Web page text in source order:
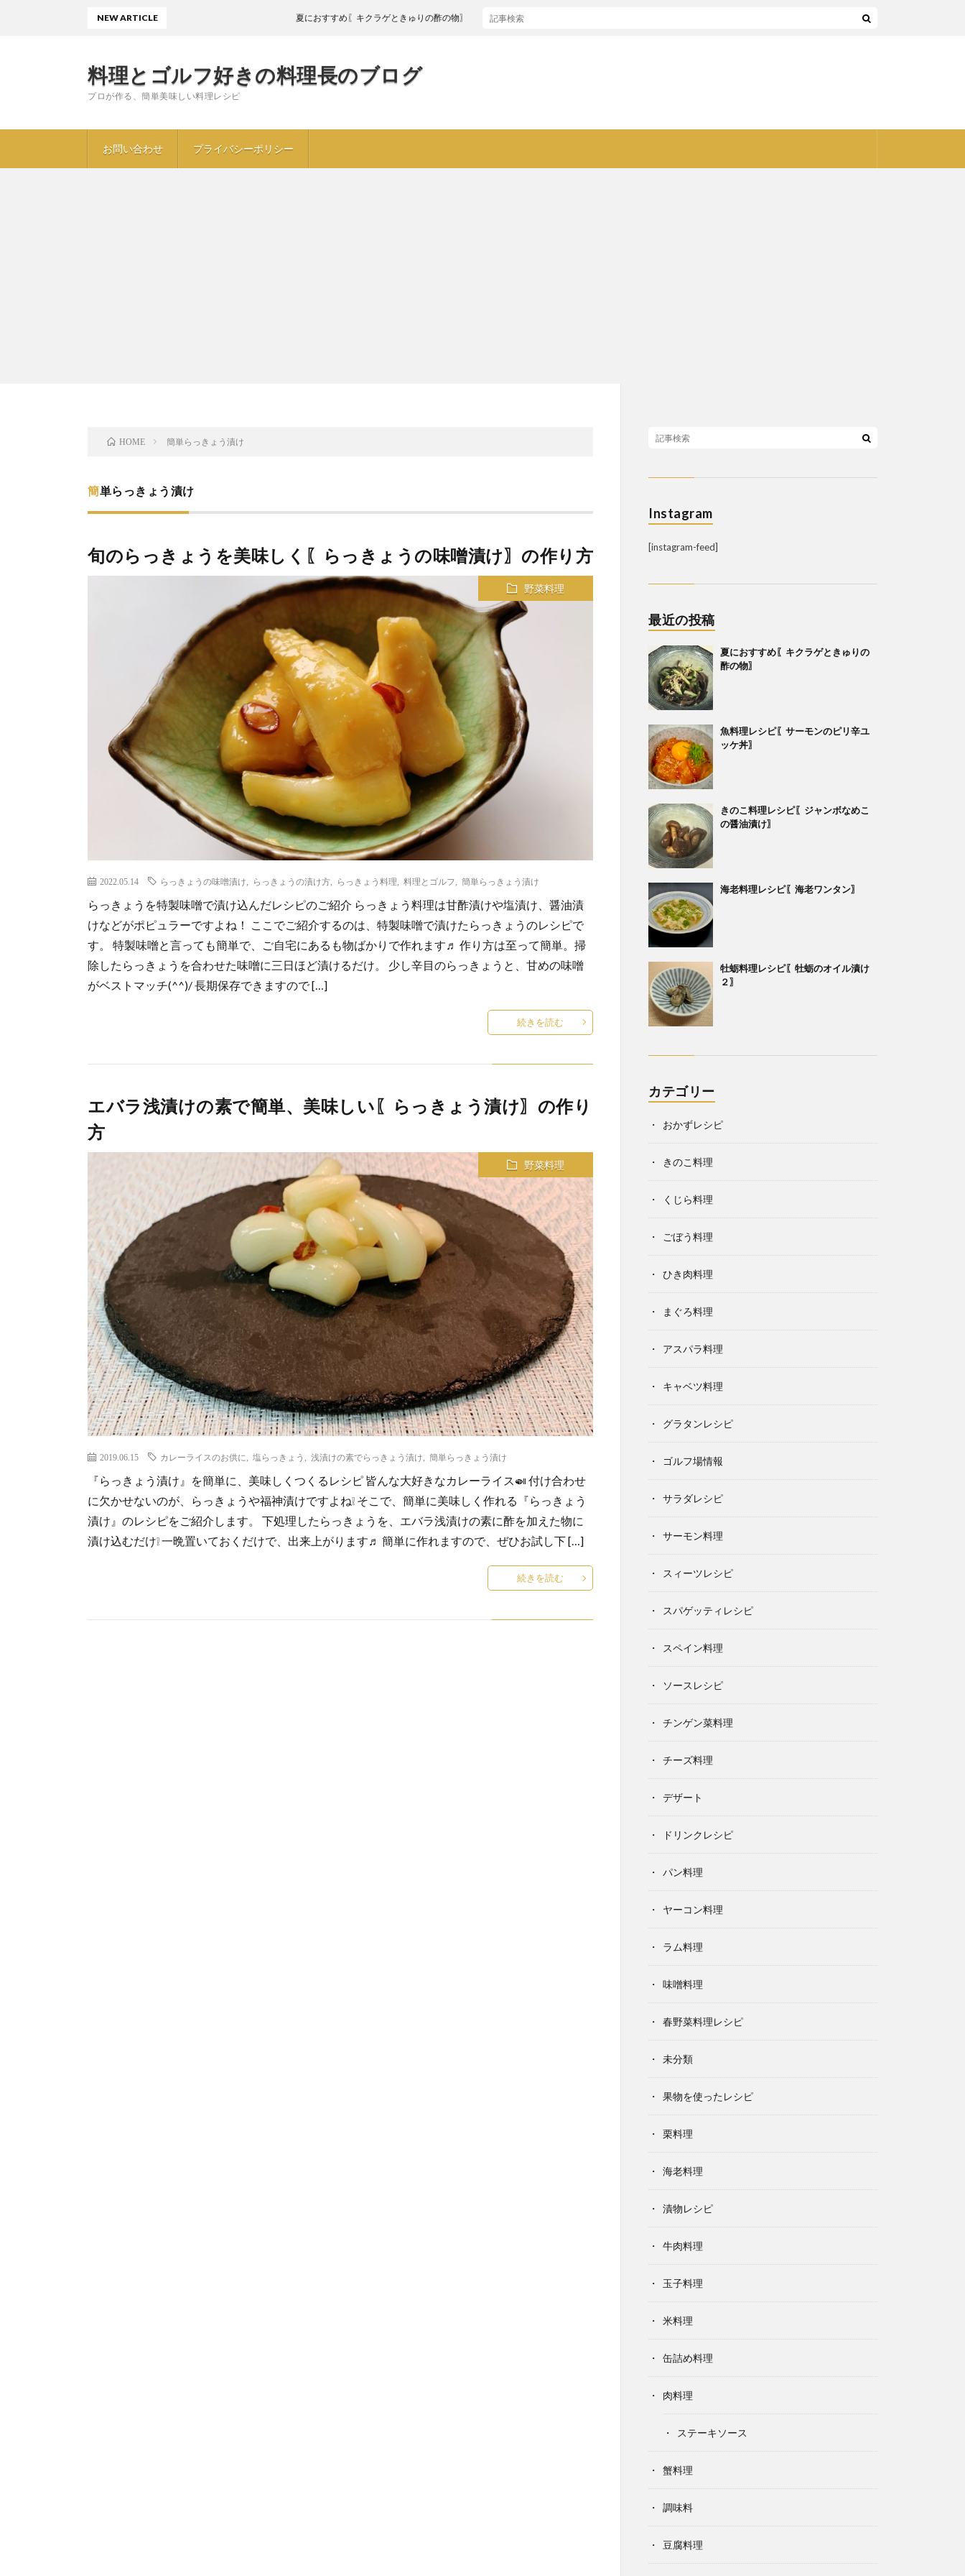
料理とゴルフ好きの料理長のブログ
プロが作る、簡単美味しい料理レシピ
お問い合わせ プライバシーポリシー
NEW ARTICLE 夏におすすめ〖キクラゲときゅりの酢の物〗
HOME 簡単らっきょう漬け
簡単らっきょう漬け
旬のらっきょうを美味しく〖らっきょうの味噌漬け〗の作り方
野菜料理
2022.05.14 らっきょうの味噌漬け らっきょうの漬け方 らっきょう料理 料理とゴルフ 簡単らっきょう漬け
らっきょうを特製味噌で漬け込んだレシピのご紹介 らっきょう料理は甘酢漬けや塩漬け、醤油漬
けなどがポピュラーですよね！ ここでご紹介するのは、特製味噌で漬けたらっきょうのレシピで
す。 特製味噌と言っても簡単で、ご自宅にあるも物ばかりで作れます♬ 作り方は至って簡単。掃
除したらっきょうを合わせた味噌に三日ほど漬けるだけ。 少し辛目のらっきょうと、甘めの味噌
がベストマッチ(^^)/ 長期保存できますので […]
続きを読む
エバラ浅漬けの素で簡単、美味しい〖らっきょう漬け〗の作り
方
野菜料理
2019.06.15 カレーライスのお供に 塩らっきょう 浅漬けの素でらっきょう漬け 簡単らっきょう漬け
『らっきょう漬け』を簡単に、美味しくつくるレシピ 皆んな大好きなカレーライス🍛 付け合わせ
に欠かせないのが、らっきょうや福神漬けですよね❕ そこで、簡単に美味しく作れる『らっきょう
漬け』のレシピをご紹介します。 下処理したらっきょうを、エバラ浅漬けの素に酢を加えた物に
漬け込むだけ❕ 一晩置いておくだけで、出来上がります♬ 簡単に作れますので、ぜひお試し下 […]
続きを読む
Instagram
[instagram-feed]
最近の投稿
夏におすすめ〖キクラゲときゅりの
酢の物〗
魚料理レシピ〖サーモンのピリ辛ユ
ッケ丼〗
きのこ料理レシピ〖ジャンボなめこ
の醤油漬け〗
海老料理レシピ〖海老ワンタン〗
牡蛎料理レシピ〖牡蛎のオイル漬け
２〗
カテゴリー
おかずレシピ
きのこ料理
くじら料理
ごぼう料理
ひき肉料理
まぐろ料理
アスパラ料理
キャベツ料理
グラタンレシピ
ゴルフ場情報
サラダレシピ
サーモン料理
スィーツレシピ
スパゲッティレシピ
スペイン料理
ソースレシピ
チンゲン菜料理
チーズ料理
デザート
ドリンクレシピ
パン料理
ヤーコン料理
ラム料理
味噌料理
春野菜料理レシピ
未分類
果物を使ったレシピ
栗料理
海老料理
漬物レシピ
牛肉料理
玉子料理
米料理
缶詰め料理
肉料理
ステーキソース
蟹料理
調味料
豆腐料理